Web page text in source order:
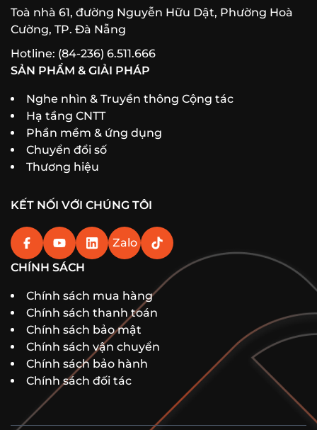
Toà nhà 61, đường Nguyễn Hữu Dật, Phường Hoà
Cường, TP. Đà Nẵng
Hotline: (84-236) 6.511.666
SẢN PHẨM & GIẢI PHÁP
Nghe nhìn & Truyền thông Cộng tác
Hạ tầng CNTT
Phần mềm & ứng dụng
Chuyển đổi số
Thương hiệu
KẾT NỐI VỚI CHÚNG TÔI
Zalo
CHÍNH SÁCH
Chính sách mua hàng
Chính sách thanh toán
Chính sách bảo mật
Chính sách vận chuyển
Chính sách bảo hành
Chính sách đối tác